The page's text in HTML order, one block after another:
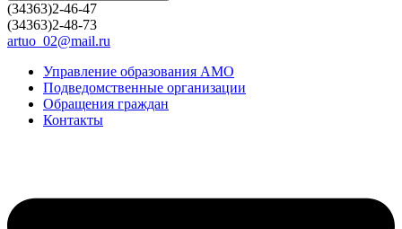
(34363)2-46-47
(34363)2-48-73
artuo_02@mail.ru
Управление образования АМО
Подведомственные организации
Обращения граждан
Контакты